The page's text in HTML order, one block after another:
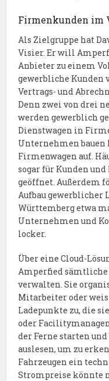
Firmenkunden im
Als Zielgruppe hat
Visier. Er will
Anbieter zu einem
gewerbliche Kunden
Vertrags- und
Denn zwei von drei
werden gewerblich
Dienstwagen in
Unternehmen bauen
Firmenwagen auf.
sogar für Kunden
geöffnet. Außerdem
Aufbau gewerblicher
Württemberg etwa
Unternehmen und
locker.
Über eine Cloud-
Amperfied sämtliche
verwalten. Sie
Mitarbeiter oder
Ladepunkte zu, die
oder
der Ferne starten
auslesen, um zu
Fahrzeugen ein
Strompreise könnte